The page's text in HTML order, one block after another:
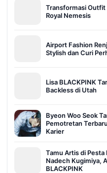
Transformasi Outfit
Royal Nemesis
Airport Fashion
Stylish dan Curi
Lisa BLACKPINK
Backless di Utah
Byeon Woo Seok
Pemotretan
Karier
Tamu Artis di Pesta
Nadech Kugimiya,
BLACKPINK